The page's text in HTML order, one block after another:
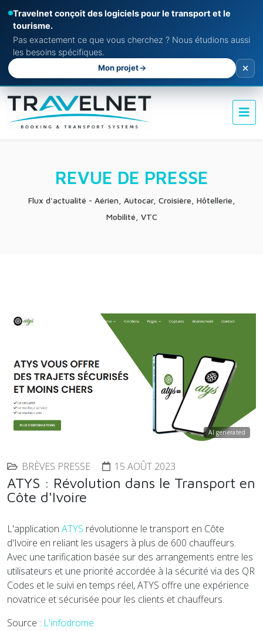
Travelnet conçoit des logiciels pour le transport et le
tourisme.
Pas exactement ce que vous cherchez ? Nous étudions aussi
les besoins spécifiques.
Mon projet
REVUE DE PRESSE
Flux d'actualité - Aérien, Autocar, Croisière, Hôtellerie,
Mobilité, VTC
AI generated
BRÈVES PRESSE 15 AOÛT 2023
ATYS : Révolution dans le Transport en
Côte d'Ivoire
L'application ATYS révolutionne le transport en Côte
d'Ivoire en reliant les usagers à plus de 600 chauffeurs.
Avec une tarification basée sur des arrangements entre les
utilisateurs et une priorité accordée à la sécurité via des QR
Codes et le suivi en temps réel, ATYS offre une expérience
novatrice et sécurisée pour les clients et chauffeurs.
Source : L'infodrome